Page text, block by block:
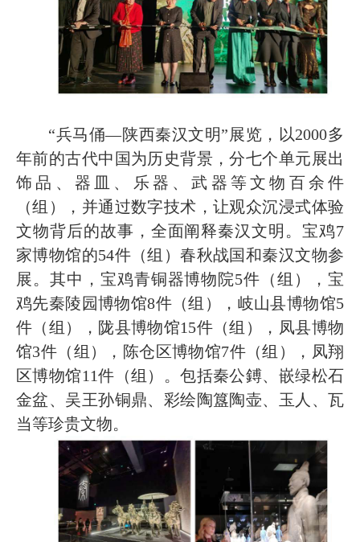
“兵马俑—陕西秦汉文明”展览，以2000多
年前的古代中国为历史背景，分七个单元展出
饰品、器皿、乐器、武器等文物百余件
（组），并通过数字技术，让观众沉浸式体验
文物背后的故事，全面阐释秦汉文明。 宝鸡7
家博物馆的54件（组）春秋战国和秦汉文物参
展。其中，宝鸡青铜器博物院5件（组），宝
鸡先秦陵园博物馆8件（组），岐山县博物馆5
件（组），陇县博物馆15件（组），凤县博物
馆3件（组），陈仓区博物馆7件（组），凤翔
区博物馆11件（组）。包括秦公鎛、嵌绿松石
金盆、吴王孙铜鼎、彩绘陶簋陶壶、玉人、瓦
当等珍贵文物。